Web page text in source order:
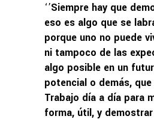
‘’Siempre hay que
eso es algo que se
porque uno no puede
ni tampoco de las
algo posible en un
potencial o demás,
Trabajo día a día para
forma, útil, y